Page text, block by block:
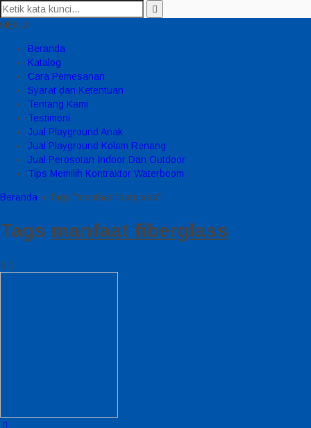
MENU
Beranda
Katalog
Cara Pemesanan
Syarat dan Ketentuan
Tentang Kami
Testimoni
Jual Playground Anak
Jual Playground Kolam Renang
Jual Perosotan Indoor Dan Outdoor
Tips Memilih Kontraktor Waterboom
Beranda » Tags "manfaat fiberglass"
Tags manfaat fiberglass